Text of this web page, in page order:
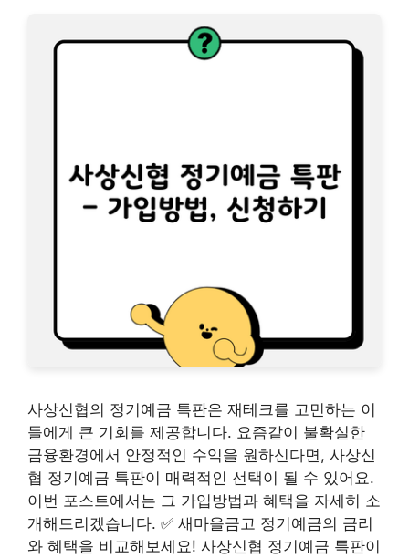
사상신협의 정기예금 특판은 재테크를 고민하는 이
들에게 큰 기회를 제공합니다. 요즘같이 불확실한
금융환경에서 안정적인 수익을 원하신다면, 사상신
협 정기예금 특판이 매력적인 선택이 될 수 있어요.
이번 포스트에서는 그 가입방법과 혜택을 자세히 소
개해드리겠습니다. ✅ 새마을금고 정기예금의 금리
와 혜택을 비교해보세요! 사상신협 정기예금 특판이